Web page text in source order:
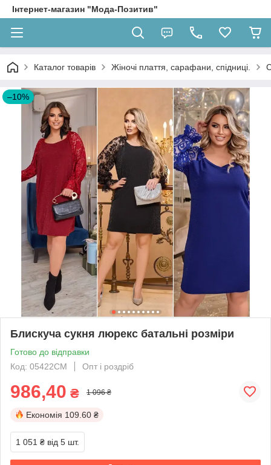
Інтернет-магазин "Мода-Позитив"
Каталог товарів Жіночі плаття, сарафани, спідниці.
–10%
Блискуча сукня люрекс батальні розміри
Готово до відправки
Код: 05422СМ
Опт і роздріб
986,40 ₴ 1 096 ₴
Економія 109.60 ₴
1 051 ₴ від 5 шт.